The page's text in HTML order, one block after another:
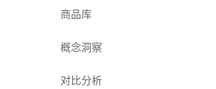
商品库
概念洞察
对比分析